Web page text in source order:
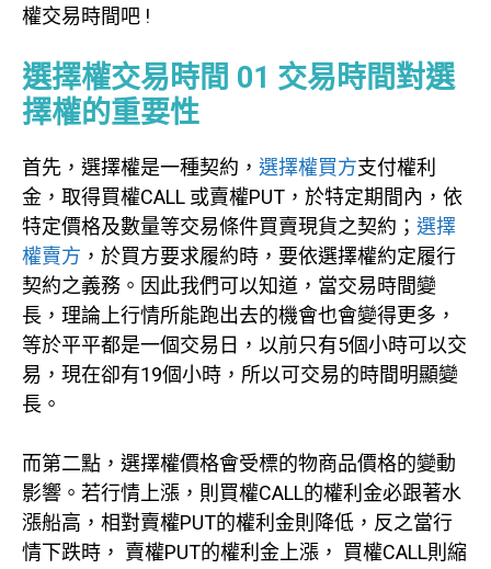
權交易時間吧 !
選擇權交易時間 01 交易時間對選
擇權的重要性
首先，選擇權是一種契約， 選擇權買方支付權利
金，取得買權CALL 或賣權PUT，於特定期間內，依
特定價格及數量等交易條件買賣現貨之契約； 選擇
權賣方 ，於買方要求履約時，要依選擇權約定履行
契約之義務。因此我們可以知道，當交易時間變
長，理論上行情所能跑出去的機會也會變得更多，
等於平平都是一個交易日，以前只有5個小時可以交
易，現在卻有19個小時，所以可交易的時間明顯變
長。
而第二點，選擇權價格會受標的物商品價格的變動
影響。若行情上漲，則買權CALL的權利金必跟著水
漲船高，相對賣權PUT的權利金則降低，反之當行
情下跌時， 賣權PUT的權利金上漲， 買權CALL則縮